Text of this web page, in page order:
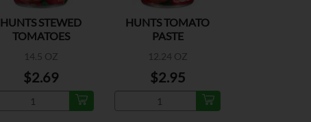
HUNTS STEWED
TOMATOES
14.5 OZ
$2.69
HUNTS TOMATO
PASTE
12.24 OZ
$2.95